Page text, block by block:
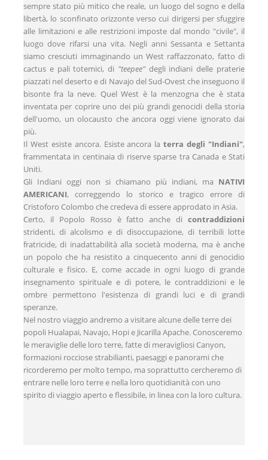
sempre stato più mitico che reale, un luogo del sogno e della
libertà, lo sconfinato orizzonte verso cui dirigersi per sfuggire
alle limitazioni e alle restrizioni imposte dal mondo "civile", il
luogo dove rifarsi una vita. Negli anni Sessanta e Settanta
siamo cresciuti immaginando un West raffazzonato, fatto di
cactus e pali totemici, di "teepee"degli indiani delle praterie
piazzati nel deserto e di Navajo del Sud-Ovest che inseguono il
bisonte fra la neve. Quel West è la menzogna che è stata
inventata per coprire uno dei più grandi genocidi della storia
dell'uomo, un olocausto che ancora oggi viene ignorato dai
più.
Il West esiste ancora. Esiste ancora laterra degli "Indiani",
frammentata in centinaia di riserve sparse tra Canada e Stati
Uniti.
Gli Indiani oggi non si chiamano più indiani, ma NATIVI
AMERICANI, correggendo lo storico e tragico errore di
Cristoforo Colombo che credeva di essere approdato in Asia.
Certo, il Popolo Rosso è fatto anche di contraddizioni
stridenti, di alcolismo e di disoccupazione, di terribili lotte
fratricide, di inadattabilità alla società moderna, ma è anche
un popolo che ha resistito a cinquecento anni di genocidio
culturale e fisico. E, come accade in ogni luogo di grande
insegnamento spirituale e di potere, le contraddizioni e le
ombre permettono l'esistenza di grandi luci e di grandi
speranze.
Nel nostro viaggio andremo a visitare alcune delle terre dei
popoli Hualapai, Navajo, Hopi e Jicarilla Apache. Conosceremo
le meraviglie delle loro terre, fatte di meravigliosi Canyon,
formazioni rocciose strabilianti, paesaggi e panorami che
ricorderemo per molto tempo, ma soprattutto cercheremo di
entrare nelle loro terre e nella loro quotidianità con uno
spirito di viaggio aperto e flessibile, in linea con la loro cultura.